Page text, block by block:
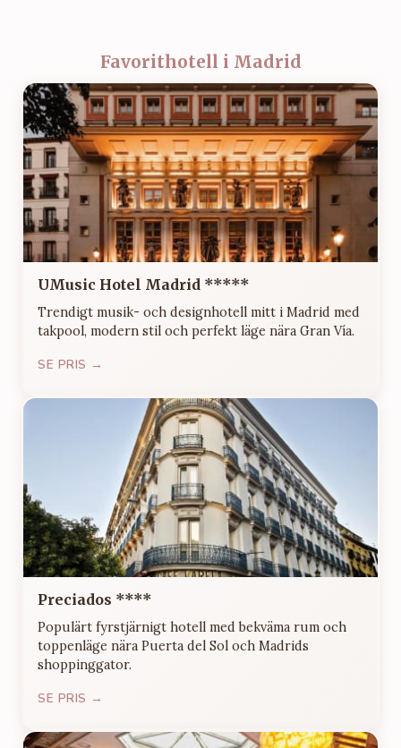
Favorithotell i Madrid
UMusic Hotel Madrid *****
Trendigt musik- och designhotell mitt i Madrid med
takpool, modern stil och perfekt läge nära Gran Vía.
SE PRIS →
Preciados ****
Populärt fyrstjärnigt hotell med bekväma rum och
toppenläge nära Puerta del Sol och Madrids
shoppinggator.
SE PRIS →